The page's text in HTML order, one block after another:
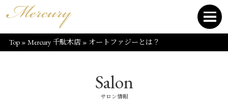
Top» Mercury 千駄木店» オートファジーとは？
Salon
サロン情報